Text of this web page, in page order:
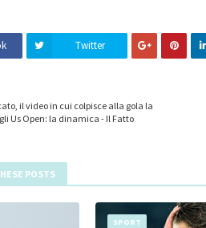
Twitter
il video in cui colpisce alla gola la
Us Open: la dinamica - Il Fatto
POSTS
SPORT